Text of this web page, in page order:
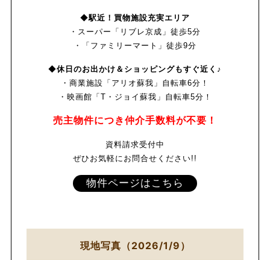
◆駅近！買物施設充実エリア
・スーパー「リブレ京成」徒歩5分
・「ファミリーマート」徒歩9分
◆休日のお出かけ＆ショッピングもすぐ近く♪
・商業施設「アリオ蘇我」自転車6分！
・映画館「T・ジョイ蘇我」 自転車5分！
売主物件につき仲介手数料が不要！
資料請求受付中
ぜひお気軽にお問合せください!!
物件ページはこちら
現地写真（2026/1/9）